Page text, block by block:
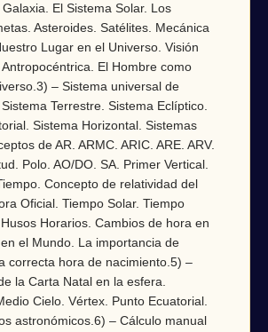
El Sistema Solar. Los
Asteroides. Satélites. Mecánica
Lugar en el Universo. Visión
El Hombre como
– Sistema universal de
Terrestre. Sistema Eclíptico.
Sistema Horizontal. Sistemas
de AR. ARMC. ARIC. ARE. ARV.
Polo. AO/DO. SA. Primer Vertical.
Concepto de relatividad del
Oficial. Tiempo Solar. Tiempo
Horarios. Cambios de hora en
el Mundo. La importancia de
correcta hora de nacimiento.5) –
la Carta Natal en la esfera.
Cielo. Vértex. Punto Ecuatorial.
astronómicos.6) – Cálculo manual